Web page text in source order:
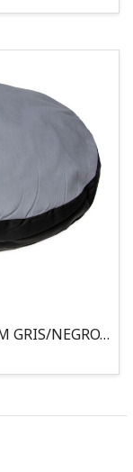
COJIN, OVAL DOC BED 90 X 66 X 10CM GRIS/NEGRO, 95°